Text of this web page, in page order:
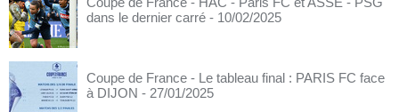
dans le dernier carré - 10/02/2025
Coupe de France - Le tableau final : PARIS FC face
à DIJON - 27/01/2025